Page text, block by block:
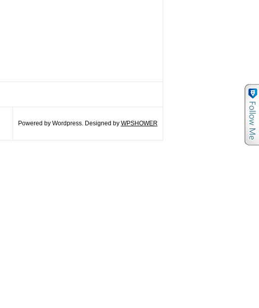
Powered by Wordpress. Designed by WPSHOWER